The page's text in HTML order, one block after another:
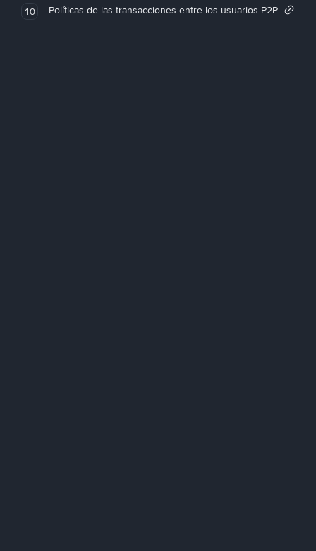
10 Políticas de las transacciones entre los usuarios P2P